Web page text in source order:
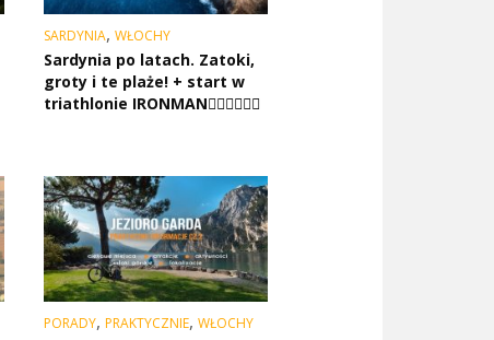
SARDYNIA, WŁOCHY
Sardynia po latach. Zatoki,
groty i te plaże! + start w
triathlonie IRONMAN🏊🏻🚴🏿🏃‍♀️
PORADY, PRAKTYCZNIE, WŁOCHY